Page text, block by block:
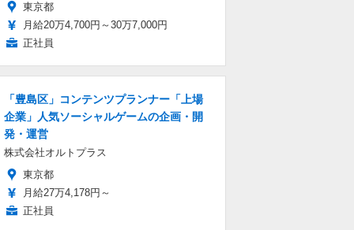
東京都
月給20万4,700円～30万7,000円
正社員
「豊島区」コンテンツプランナー「上場
企業」人気ソーシャルゲームの企画・開
発・運営
株式会社オルトプラス
東京都
月給27万4,178円～
正社員